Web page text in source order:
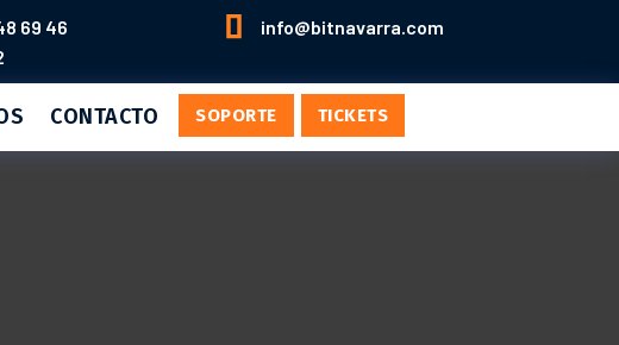
69 46
 info@bitnavarra.com
CONTACTO SOPORTE TICKETS